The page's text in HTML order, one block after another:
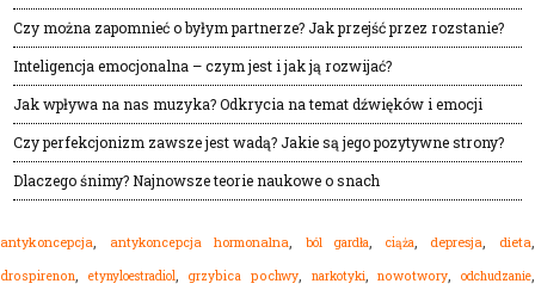
Czy można zapomnieć o byłym partnerze? Jak przejść przez rozstanie?
Inteligencja emocjonalna – czym jest i jak ją rozwijać?
Jak wpływa na nas muzyka? Odkrycia na temat dźwięków i emocji
Czy perfekcjonizm zawsze jest wadą? Jakie są jego pozytywne strony?
Dlaczego śnimy? Najnowsze teorie naukowe o snach
antykoncepcja antykoncepcja hormonalna ból gardła ciąża depresja ,dieta
drospirenon etynyloestradiol grzybica pochwy narkotyki ,nowotwory ,odchudzanie